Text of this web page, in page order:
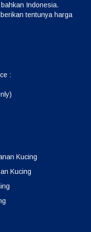
Indonesia.
tentunya harga
:
Kucing
Kucing